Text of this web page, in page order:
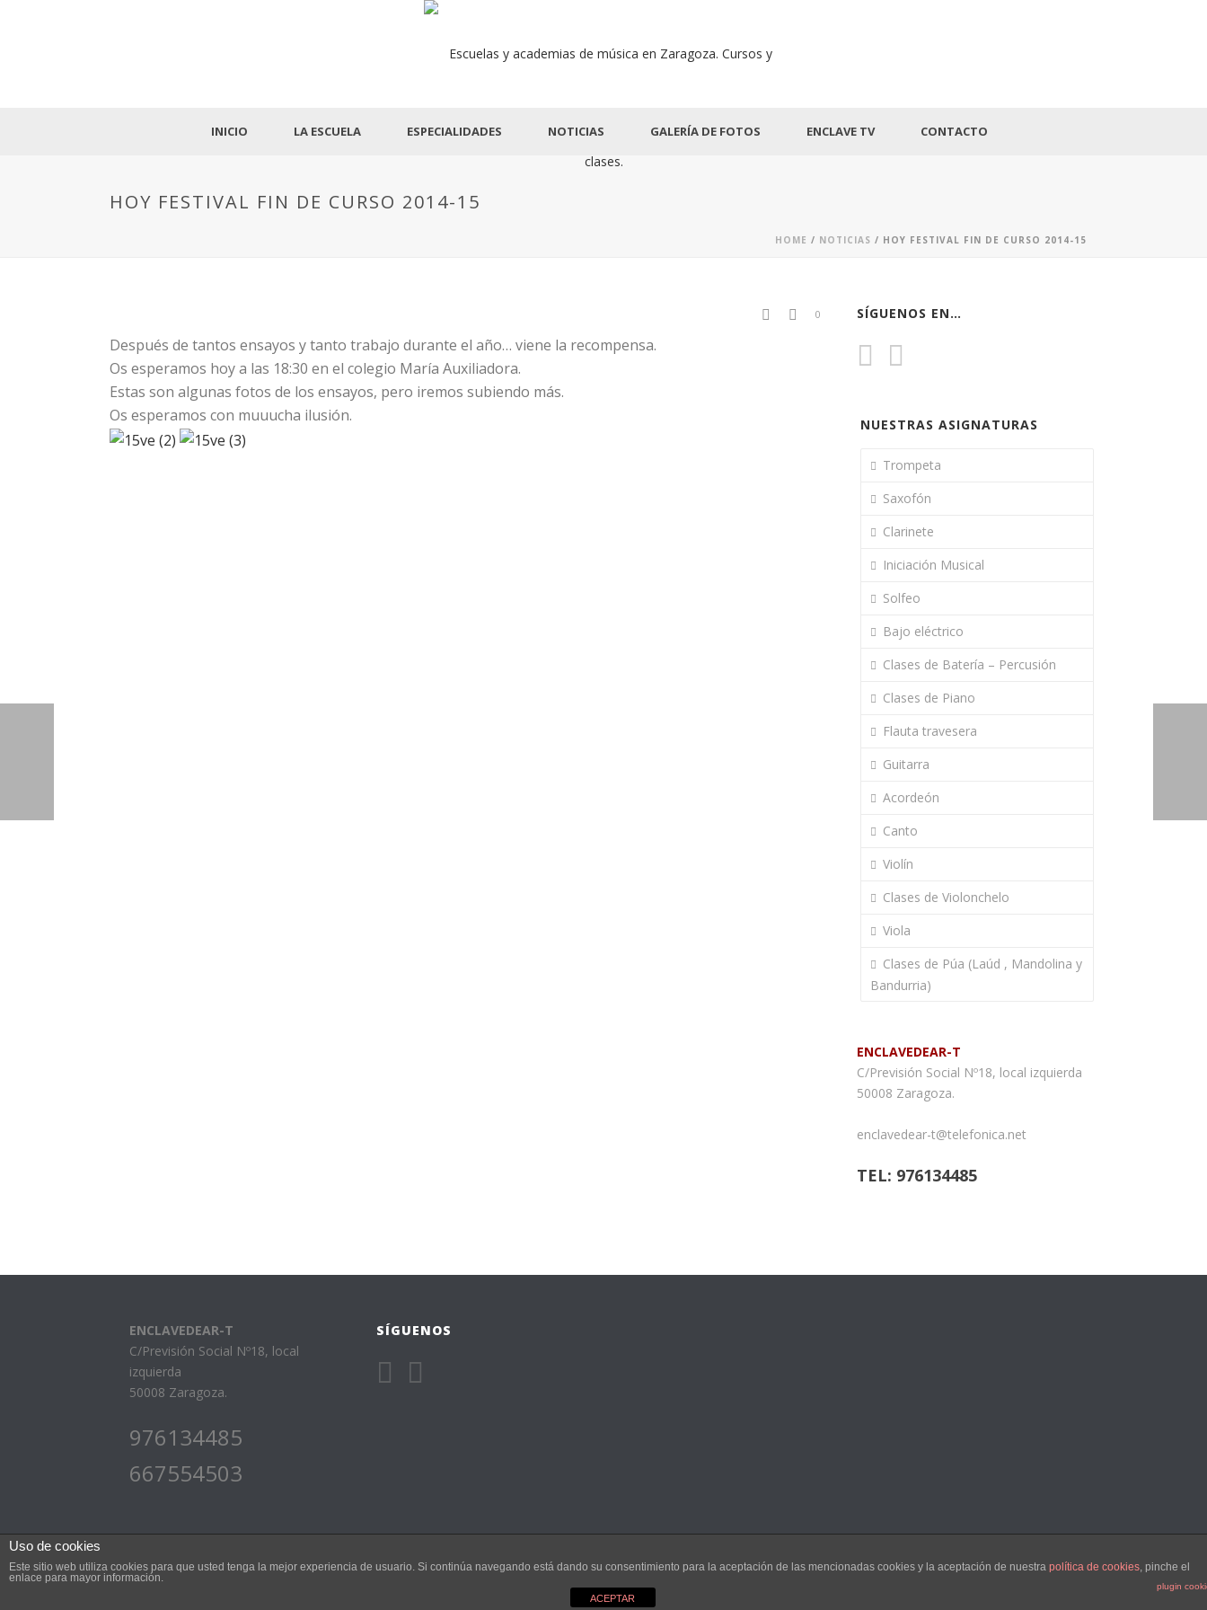
INICIO LA ESCUELA ESPECIALIDADES NOTICIAS GALERÍA DE FOTOS ENCLAVE TV CONTACTO
HOY FESTIVAL FIN DE CURSO 2014-15
HOME / NOTICIAS / HOY FESTIVAL FIN DE CURSO 2014-15
0
Después de tantos ensayos y tanto trabajo durante el año… viene la recompensa.
Os esperamos hoy a las 18:30 en el colegio María Auxiliadora.
Estas son algunas fotos de los ensayos, pero iremos subiendo más.
Os esperamos con muuucha ilusión.
SÍGUENOS EN…
NUESTRAS ASIGNATURAS
Trompeta
Saxofón
Clarinete
Iniciación Musical
Solfeo
Bajo eléctrico
Clases de Batería – Percusión
Clases de Piano
Flauta travesera
Guitarra
Acordeón
Canto
Violín
Clases de Violonchelo
Viola
Clases de Púa (Laúd , Mandolina y
Bandurria)
ENCLAVEDEAR-T
C/Previsión Social Nº18, local izquierda
50008 Zaragoza.
enclavedear-t@telefonica.net
TEL: 976134485
ENCLAVEDEAR-T
C/Previsión Social Nº18, local
izquierda
50008 Zaragoza.
976134485
667554503
SÍGUENOS
Uso de cookies
Este sitio web utiliza cookies para que usted tenga la mejor experiencia de usuario. Si continúa navegando está dando su consentimiento para la aceptación de las mencionadas cookies y la aceptación de nuestra política de cookies, pinche el
enlace para mayor información.
plugin
ACEPTAR